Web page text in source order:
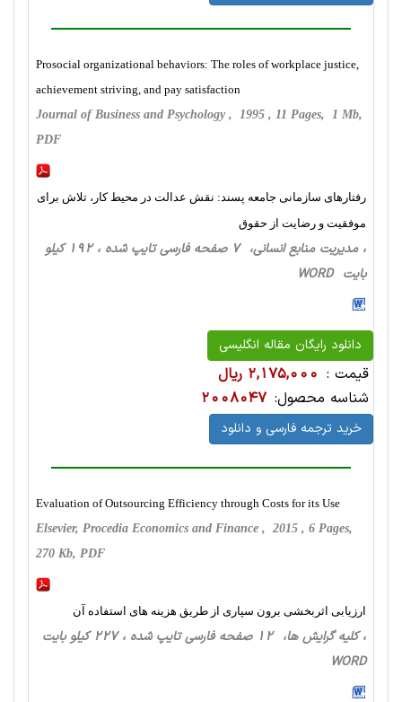
Prosocial organizational behaviors: The roles of workplace justice,
achievement striving, and pay satisfaction
Journal of Business and Psychology , 1995 , 11 Pages, 1 Mb,
PDF
رفتارهای سازمانی جامعه پسند: نقش عدالت در محیط کار، تلاش برای
موفقیت و رضایت از حقوق
، مدیریت منابع انسانی، 7 صفحه فارسی تایپ شده ، 192 کیلو
بایت WORD
دانلود رایگان مقاله انگلیسی
قیمت : 2,175,000 ریال
شناسه محصول: 2008047
خرید ترجمه فارسی و دانلود
Evaluation of Outsourcing Efficiency through Costs for its Use
Elsevier, Procedia Economics and Finance , 2015 , 6 Pages,
270 Kb, PDF
ارزیابی اثربخشی برون سپاری از طریق هزینه های استفاده آن
، کلیه گرایش ها، 12 صفحه فارسی تایپ شده ، 227 کیلو بایت
WORD